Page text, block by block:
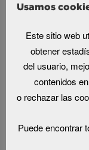
la
Usamos
Este sitio web
obtener
del usuario,
contenidos
o rechazar las
Puede encontrar